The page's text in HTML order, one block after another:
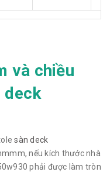
và chiều
deck
sàn deck
nếu kích thước nhà
phải được làm tròn